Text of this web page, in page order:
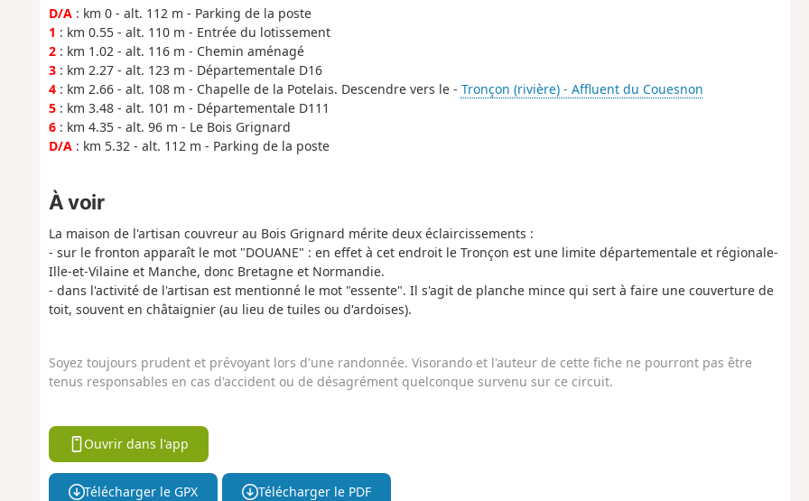
D/A: km 0 - alt. 112 m - Parking de la poste
1 : km 0.55 - alt. 110 m - Entrée du lotissement
2: km 1.02 - alt. 116 m - Chemin aménagé
3: km 2.27 - alt. 123 m - Départementale D16
4: km 2.66 - alt. 108 m - Chapelle de la Potelais. Descendre vers le - Tronçon (rivière) - Affluent du Couesnon
5: km 3.48 - alt. 101 m - Départementale D111
6: km 4.35 - alt. 96 m - Le Bois Grignard
D/A: km 5.32 - alt. 112 m - Parking de la poste
À voir
La maison de l'artisan couvreur au Bois Grignard mérite deux éclaircissements :
- sur le fronton apparaît le mot "DOUANE" : en effet à cet endroit le Tronçon est une limite départementale et régionale-
Ille-et-Vilaine et Manche, donc Bretagne et Normandie.
- dans l'activité de l'artisan est mentionné le mot "essente". Il s'agit de planche mince qui sert à faire une couverture de
toit, souvent en châtaignier (au lieu de tuiles ou d'ardoises).
Soyez toujours prudent et prévoyant lors d'une randonnée. Visorando et l'auteur de cette fiche ne pourront pas être
tenus responsables en cas d'accident ou de désagrément quelconque survenu sur ce circuit.
Ouvrir dans l'app
Télécharger le GPX Télécharger le PDF